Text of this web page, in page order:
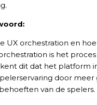
UX orchestration en
is het
dit dat het platform
door
van de spelers.